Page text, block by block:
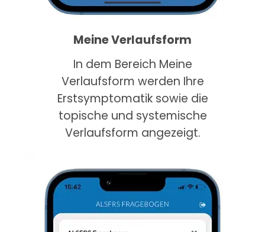
Meine Verlaufsform
In dem Bereich Meine
Verlaufsform werden Ihre
Erstsymptomatik sowie die
topische und systemische
Verlaufsform angezeigt.